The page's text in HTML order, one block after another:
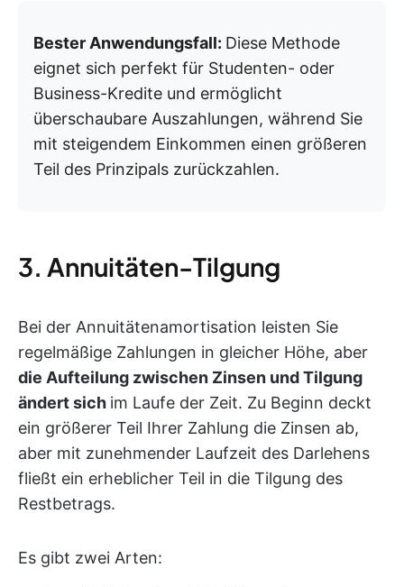
Bester Anwendungsfall: Diese Methode
eignet sich perfekt für Studenten- oder
Business-Kredite und ermöglicht
überschaubare Auszahlungen, während Sie
mit steigendem Einkommen einen größeren
Teil des Prinzipals zurückzahlen.
3. Annuitäten-Tilgung
Bei der Annuitätenamortisation leisten Sie
regelmäßige Zahlungen in gleicher Höhe, aber
die Aufteilung zwischen Zinsen und Tilgung
ändert sich im Laufe der Zeit. Zu Beginn deckt
ein größerer Teil Ihrer Zahlung die Zinsen ab,
aber mit zunehmender Laufzeit des Darlehens
fließt ein erheblicher Teil in die Tilgung des
Restbetrags.
Es gibt zwei Arten: